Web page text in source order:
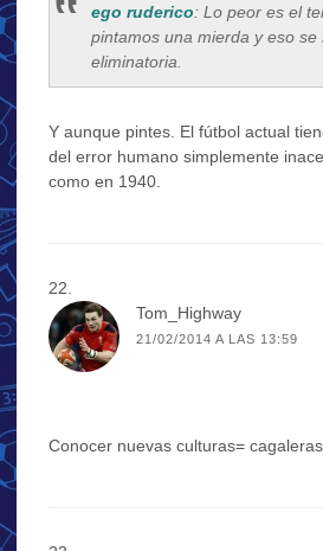
ego ruderico: Lo peor es el
pintamos una mierda y eso se
eliminatoria.
Y aunque pintes. El fútbol actual
del error humano simplemente
como en 1940.
Tom_Highway
21/02/2014 A LAS 13:59
Conocer nuevas culturas=